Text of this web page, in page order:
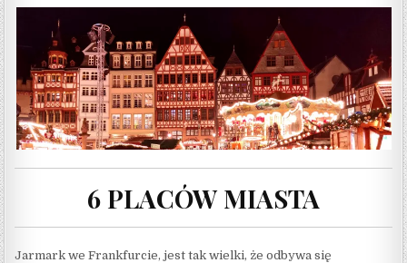
6 PLACÓW MIASTA
Jarmark we Frankfurcie, jest tak wielki, że odbywa się